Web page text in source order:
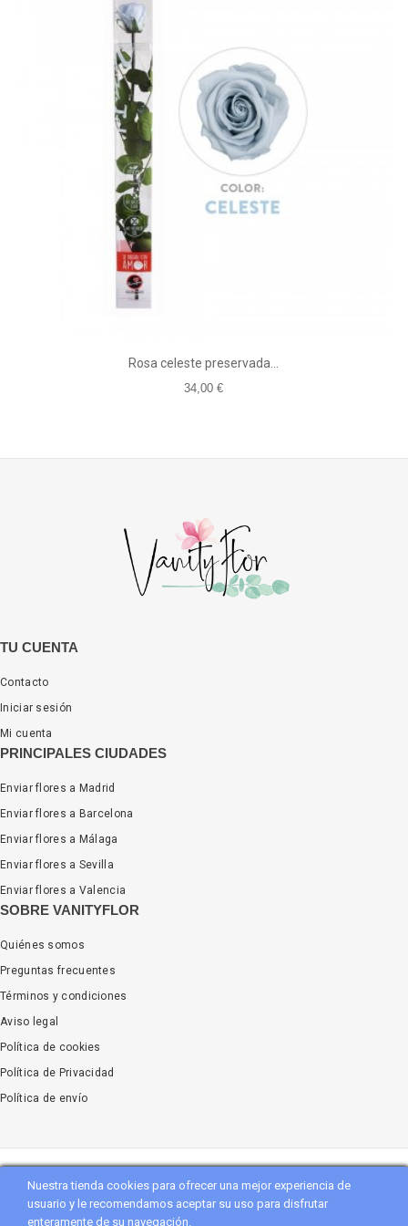
Nuestra tienda cookies para ofrecer una mejor experiencia de
usuario y le recomendamos aceptar su uso para disfrutar
enteramente de su navegación.
Rosa celeste preservada...
34,00 €
TU CUENTA
Contacto
Iniciar sesión
Mi cuenta
PRINCIPALES CIUDADES
Enviar flores a Madrid
Enviar flores a Barcelona
Enviar flores a Málaga
Enviar flores a Sevilla
Enviar flores a Valencia
SOBRE VANITYFLOR
Quiénes somos
Preguntas frecuentes
Términos y condiciones
Aviso legal
Política de cookies
Política de Privacidad
Política de envío
CopyrightVanityflor.es. All Rights Reserved